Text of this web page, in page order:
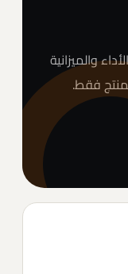
والميزانية
فقط.